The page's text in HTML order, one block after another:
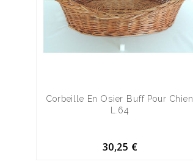
Corbeille En Osier Buff Pour Chien
L.64
30,25 €